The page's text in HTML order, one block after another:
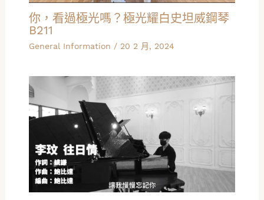
你，看過極光嗎？極光耀白史坦威鋼琴
B211
General Information / 20 2 月, 2024